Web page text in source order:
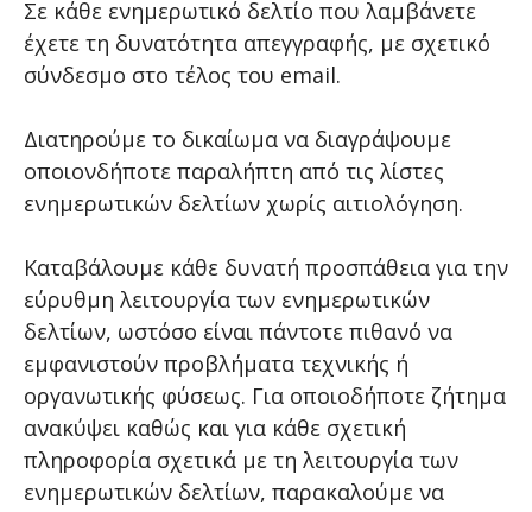
Σε κάθε ενημερωτικό δελτίο που λαμβάνετε
έχετε τη δυνατότητα απεγγραφής, με σχετικό
σύνδεσμο στο τέλος του email.
Διατηρούμε το δικαίωμα να διαγράψουμε
οποιονδήποτε παραλήπτη από τις λίστες
ενημερωτικών δελτίων χωρίς αιτιολόγηση.
Καταβάλουμε κάθε δυνατή προσπάθεια για την
εύρυθμη λειτουργία των ενημερωτικών
δελτίων, ωστόσο είναι πάντοτε πιθανό να
εμφανιστούν προβλήματα τεχνικής ή
οργανωτικής φύσεως. Για οποιοδήποτε ζήτημα
ανακύψει καθώς και για κάθε σχετική
πληροφορία σχετικά με τη λειτουργία των
ενημερωτικών δελτίων, παρακαλούμε να